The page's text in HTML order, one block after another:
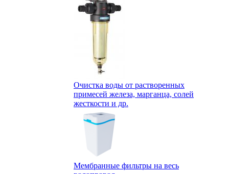
Очистка воды от растворенных
примесей железа, марганца, солей
жесткости и др.
Мембранные фильтры на весь